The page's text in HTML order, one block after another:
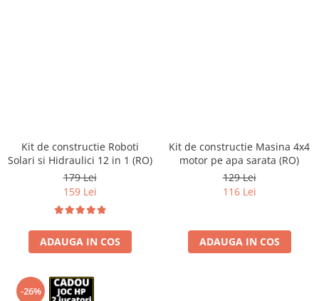
Kit de constructie Roboti
Solari si Hidraulici 12 in 1 (RO)
179 Lei
159 Lei
ADAUGA IN COS
Kit de constructie Masina 4x4
motor pe apa sarata (RO)
129 Lei
116 Lei
ADAUGA IN COS
-26%